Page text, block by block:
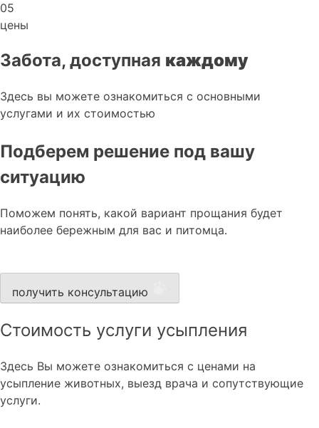
05
цены
Забота, доступная каждому
Здесь вы можете ознакомиться с основными
услугами и их стоимостью
Подберем решение под вашу
ситуацию
Поможем понять, какой вариант прощания будет
наиболее бережным для вас и питомца.
получить консультацию
Стоимость услуги усыпления
Здесь Вы можете ознакомиться с ценами на
усыпление животных, выезд врача и сопутствующие
услуги.